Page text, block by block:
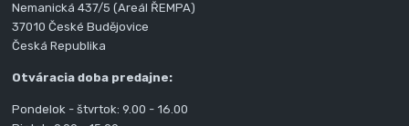
Nemanická 437/5 (Areál ŘEMPA)
37010 České Budějovice
Česká Republika
Otváracia doba predajne:
Pondelok - štvrtok: 9.00 - 16.00